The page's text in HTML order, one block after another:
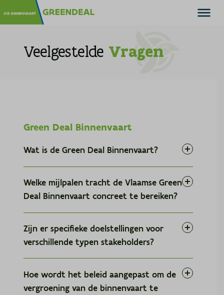
Veelgestelde Vragen
Green Deal Binnenvaart
Wat is de Green Deal Binnenvaart?
Welke mijlpalen tracht de Vlaamse Green
Deal Binnenvaart concreet te bereiken?
Zijn er specifieke doelstellingen voor
verschillende typen stakeholders?
Hoe wordt het beleid aangepast om de
vergroening van de binnenvaart te